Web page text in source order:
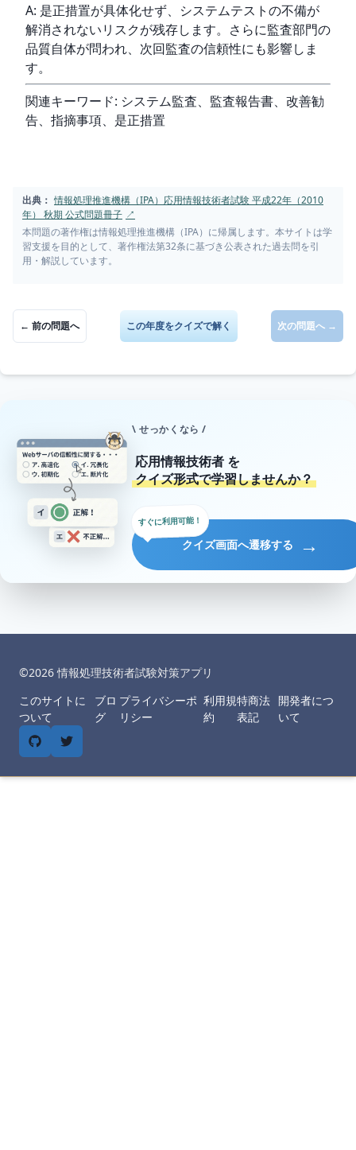
A: 是正措置が具体化せず、システムテストの不備が
解消されないリスクが残存します。さらに監査部門の
品質自体が問われ、次回監査の信頼性にも影響しま
す。
関連キーワード: システム監査、監査報告書、改善勧
告、指摘事項、是正措置
出典： 情報処理推進機構（IPA）応用情報技術者試験 平成22年（2010
年） 秋期 公式問題冊子 ↗
本問題の著作権は情報処理推進機構（IPA）に帰属します。本サイトは学
習支援を目的として、著作権法第32条に基づき公表された過去問を引
用・解説しています。
← 前の問題へ この年度をクイズで解く 次の問題へ →
\ せっかくなら /
応用情報技術者 を
クイズ形式で学習しませんか？
クイズ画面へ遷移する →
すぐに利用可能！
©︎2026情報処理技術者試験対策アプリ
このサイトに
ついて
ブロ
グ
プライバシーポ
リシー
利用規
約
特商法
表記
開発者につ
いて